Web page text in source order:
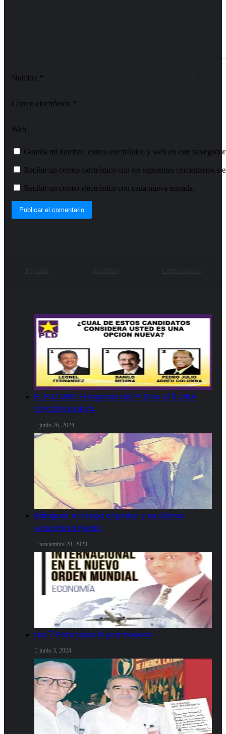
Nombre *
Correo electrónico *
Web
Guarda mi nombre, correo electrónico y web en este
Recibir un correo electrónico con los siguientes comentarios a
Recibir un correo electrónico con cada nueva entrada.
EL FUTURO El regreso del PLD es el 3. UNA
OPCIÓN NUEVA
junio 26, 2024
Balaguer entrega el poder y su última
voluntad a Pedro
noviembre 28, 2023
Las 7 Potencias lo promueven
junio 3, 2024